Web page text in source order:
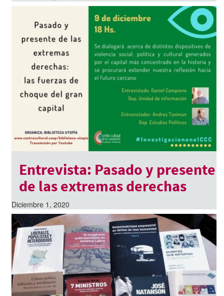
Entrevista: Pasado y presente
de las extremas derechas
Diciembre 1, 2020